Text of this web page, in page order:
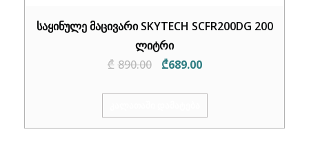
საყინულე მაცივარი SKYTECH SCFR200DG 200
ლიტრი
₾ 890.00
Original
₾890.00.
₾689.00Current
₾689.00.